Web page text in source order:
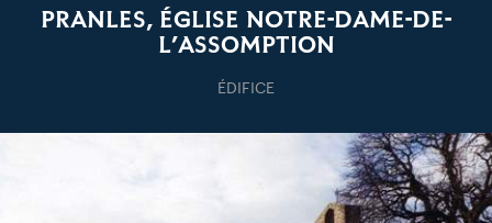
PRANLES, ÉGLISE NOTRE-DAME-DE-
L’ASSOMPTION
ÉDIFICE